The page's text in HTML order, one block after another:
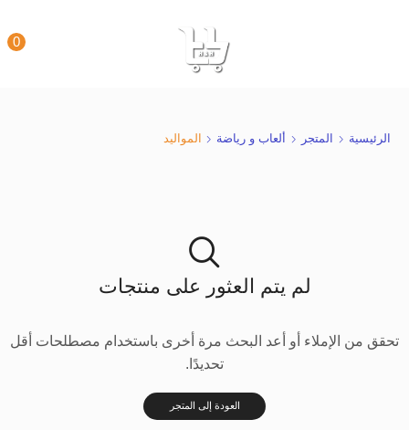
0
الرئيسية المتجر ألعاب و رياضة المواليد
لم يتم العثور على منتجات
تحقق من الإملاء أو أعد البحث مرة أخرى باستخدام مصطلحات أقل
تحديدًا.
العودة إلى المتجر